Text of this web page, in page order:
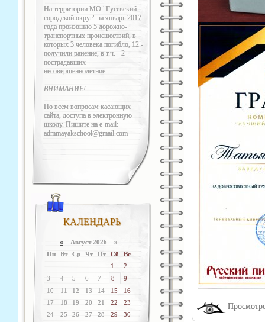
На территории МО "Гусевский
городской округ" за январь 2017
года произошло 5 дорожно-
транспортных происшествий, в
которых 3 человека погибло, 12 -
получили ранение, в т.ч. - 2
пострадавших -
несовершеннолетние.
ВНИМАНИЕ!
По всем вопросам касающих
сайта, доступа в электронную
школу. Пишите на e-mail:
admmayakschool@gmail.com
КАЛЕНДАРЬ
« Август 2026 »
Пн
Вт Ср Чт Пт Сб
Вс
1
2
3
4 5 6 7 8
9
10
11 12 13 14 15
16
17
18 19 20 21 22
23
24
25 26 27 28 29
30